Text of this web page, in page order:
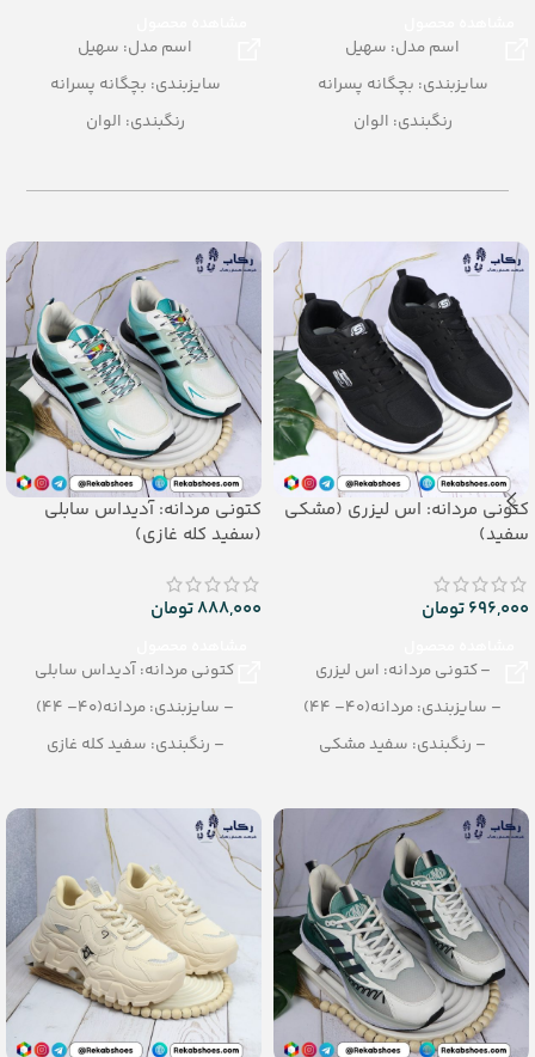
اسم مدل: سهیل
سایزبندی: بچگانه پسرانه
رنگبندی: الوان
جنس: EVA
اسم مدل: سهیل
سایزبندی: بچگانه پسرانه
رنگبندی: الوان
جنس: EVA
کتونی مردانه: اس لیزری (مشکی
سفید)
696,000تومان
– کتونی مردانه: اس لیزری
– سایزبندی: مردانه(40– 44)
– رنگبندی: سفید مشکی
کتونی مردانه: آدیداس سابلی
(سفید کله غازی)
888,000تومان
کتونی مردانه: آدیداس سابلی
– سایزبندی: مردانه(40– 44)
– رنگبندی: سفید کله غازی